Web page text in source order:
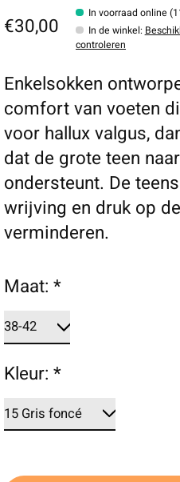
€30,00
In voorraad online
In de winkel:
controleren
Enkelsokken
comfort van voeten
voor hallux valgus,
dat de grote teen
ondersteunt. De
wrijving en druk op
verminderen.
Maat:*
Kleur:*